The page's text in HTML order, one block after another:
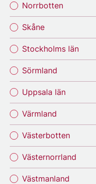
Norrbotten
Skåne
Stockholms län
Sörmland
Uppsala län
Värmland
Västerbotten
Västernorrland
Västmanland